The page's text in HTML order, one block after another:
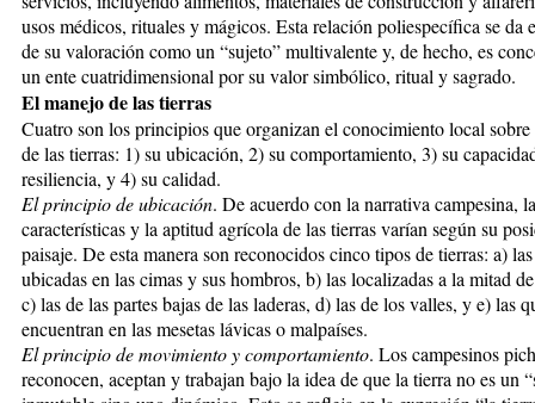
usos médicos, rituales y mágicos. Esta relación poliespecífica se da
de su valoración como un “sujeto” multivalente y, de hecho, es
un ente cuatridimensional por su valor simbólico, ritual y sagrado.
El manejo de las tierras
Cuatro son los principios que organizan el conocimiento local
de las tierras: 1) su ubicación, 2) su comportamiento, 3) su
resiliencia, y 4) su calidad.
El principio de ubicación. De acuerdo con la narrativa campesina,
características y la aptitud agrícola de las tierras varían según su
paisaje. De esta manera son reconocidos cinco tipos de tierras: a)
ubicadas en las cimas y sus hombros, b) las localizadas a la mitad
c) las de las partes bajas de las laderas, d) las de los valles, y e) las
encuentran en las mesetas lávicas o malpaíses.
El principio de movimiento y comportamiento. Los campesinos
reconocen, aceptan y trabajan bajo la idea de que la tierra no es un